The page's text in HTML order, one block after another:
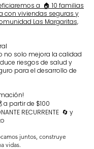
a 🏠 10 familias
con viviendas seguras y
Las Margaritas,
no solo mejora la calidad
riesgos de salud y
para el desarrollo de
a partir de $100
RECURRENTE 🔄 y
juntos, construye
vidas.​